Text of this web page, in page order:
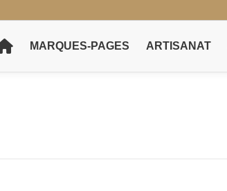
MARQUES-PAGES ARTISANAT